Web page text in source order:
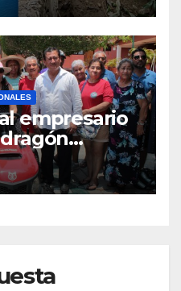
empresario
de un
podar el